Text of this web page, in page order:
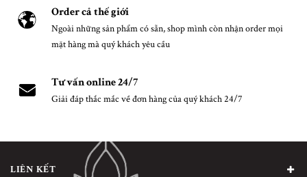
Order cả thế giới
Ngoài những sản phẩm có sẵn, shop mình còn nhận order mọi
mặt hàng mà quý khách yêu cầu
Tư vấn online 24/7
Giải đáp thắc mắc về đơn hàng của quý khách 24/7
LIÊN KẾT